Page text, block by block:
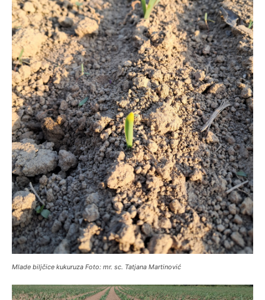
Mlade biljčice kukuruza Foto: mr. sc. Tatjana Martinović